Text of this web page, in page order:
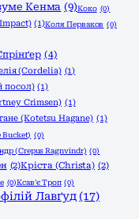
Кенма (9)Коко (0)
(1)Коля Перваков (0)
(4)
(Cordelia) (1)
посол) (1)
Crimsen) (1)
(Kotetsu Hagane) (1)
Bucket) (0)
(Crepus Ragnvindr) (0)
(2)Кріста (Christa) (2)
(0)Ксав'є Троп (0)
Лавґуд (17)